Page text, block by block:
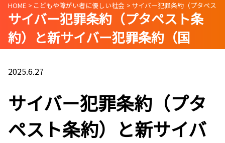
HOME こどもや障がい者に優しい社会 サイバー犯罪条約（プタペス
サイバー犯罪条約（プタペスト条
約）と新サイバー犯罪条約（国
連）、児童ポルノと創作表現等の関
係に関する誤解について
2025.6.27
サイバー犯罪条約（プタ
ペスト条約）と新サイバ